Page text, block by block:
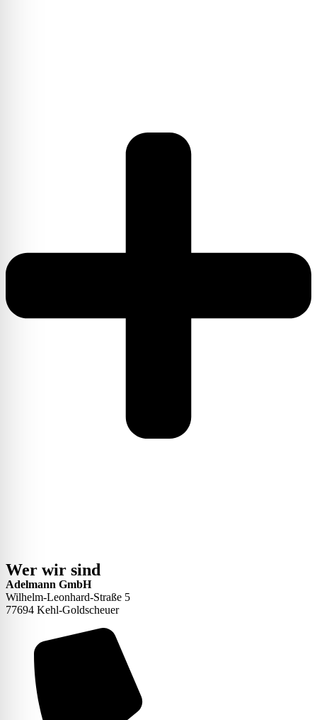
Wer wir sind
Adelmann GmbH
Wilhelm-Leonhard-Straße 5
77694 Kehl-Goldscheuer